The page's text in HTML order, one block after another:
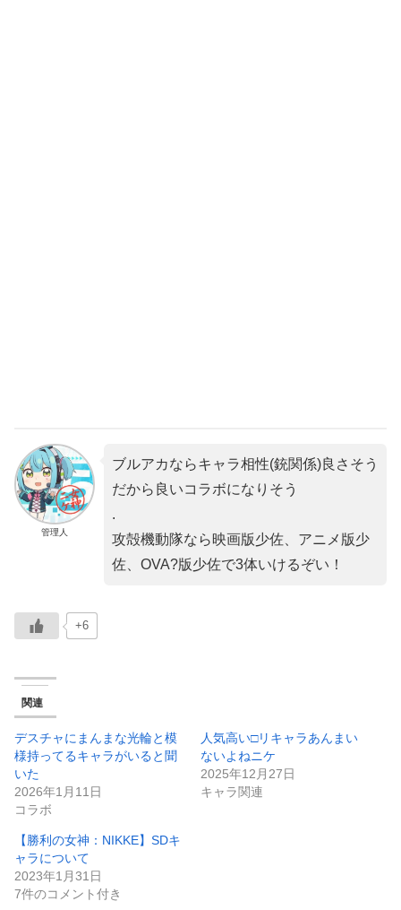
管理人
ブルアカならキャラ相性(銃関係)良さそう
だから良いコラボになりそう
.
攻殻機動隊なら映画版少佐、アニメ版少
佐、OVA?版少佐で3体いけるぞい！
+6
関連
デスチャにまんまな光輪と模
様持ってるキャラがいると聞
いた
2026年1月11日
コラボ
人気高い□リキャラあんまい
ないよねニケ
2025年12月27日
キャラ関連
【勝利の女神：NIKKE】SDキ
ャラについて
2023年1月31日
7件のコメント付き